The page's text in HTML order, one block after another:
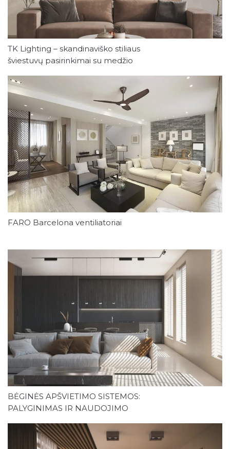
TK Lighting – skandinaviško stiliaus
šviestuvų pasirinkimai su medžio
FARO Barcelona ventiliatoriai
BĖGINĖS APŠVIETIMO SISTEMOS:
PALYGINIMAS IR NAUDOJIMO